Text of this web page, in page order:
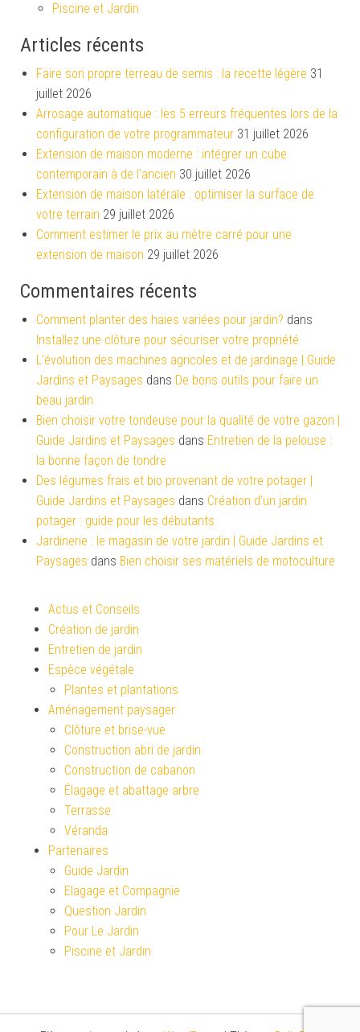
Piscine et Jardin
Articles récents
Faire son propre terreau de semis : la recette légère 31
juillet 2026
Arrosage automatique : les 5 erreurs fréquentes lors de la
configuration de votre programmateur 31 juillet 2026
Extension de maison moderne : intégrer un cube
contemporain à de l’ancien 30 juillet 2026
Extension de maison latérale : optimiser la surface de
votre terrain 29 juillet 2026
Comment estimer le prix au mètre carré pour une
extension de maison 29 juillet 2026
Commentaires récents
Comment planter des haies variées pour jardin? dans
Installez une clôture pour sécuriser votre propriété
L'évolution des machines agricoles et de jardinage | Guide
Jardins et Paysages dans De bons outils pour faire un
beau jardin
Bien choisir votre tondeuse pour la qualité de votre gazon |
Guide Jardins et Paysages dans Entretien de la pelouse :
la bonne façon de tondre
Des légumes frais et bio provenant de votre potager |
Guide Jardins et Paysages dans Création d’un jardin
potager : guide pour les débutants
Jardinerie : le magasin de votre jardin | Guide Jardins et
Paysages dans Bien choisir ses matériels de motoculture
Actus et Conseils
Création de jardin
Entretien de jardin
Espèce végétale
Plantes et plantations
Aménagement paysager
Clôture et brise-vue
Construction abri de jardin
Construction de cabanon
Élagage et abattage arbre
Terrasse
Véranda
Partenaires
Guide Jardin
Elagage et Compagnie
Question Jardin
Pour Le Jardin
Piscine et Jardin